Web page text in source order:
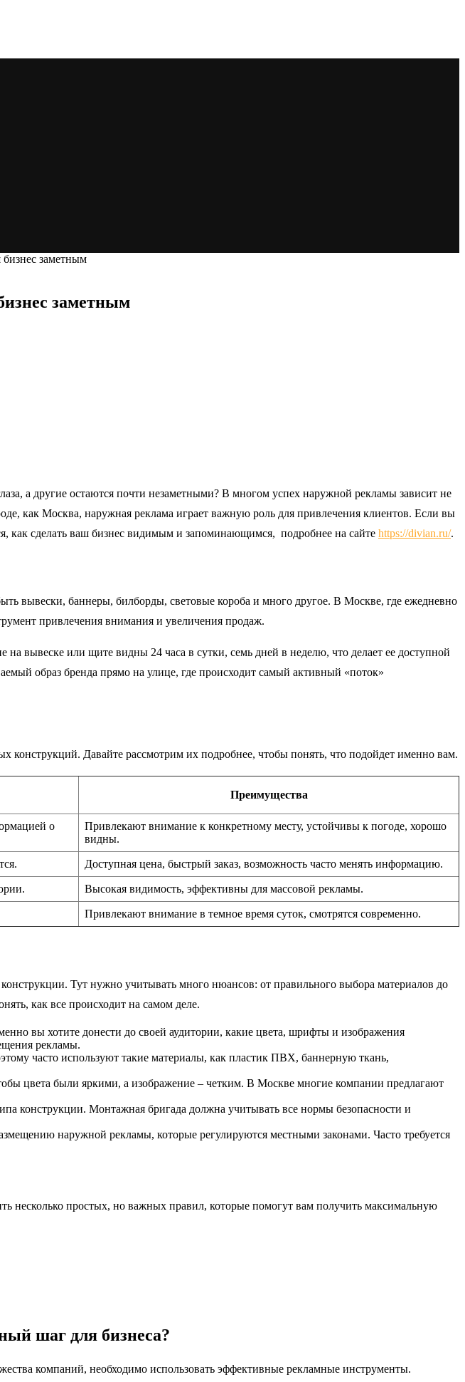
заметным
заметным
а другие остаются почти незаметными? В многом успех наружной рекламы зависит не
как Москва, наружная реклама играет важную роль для привлечения клиентов. Если вы
как сделать ваш бизнес видимым и запоминающимся, подробнее на сайте https://divian.ru/.
вывески, баннеры, билборды, световые короба и много другое. В Москве, где ежедневно
привлечения внимания и увеличения продаж.
вывеске или щите видны 24 часа в сутки, семь дней в неделю, что делает ее доступной
образ бренда прямо на улице, где происходит самый активный «поток»
Давайте рассмотрим их подробнее, чтобы понять, что подойдет именно вам.
Преимущества
о
Привлекают внимание к конкретному месту, устойчивы к погоде, хорошо
видны.
Доступная цена, быстрый заказ, возможность часто менять информацию.
Высокая видимость, эффективны для массовой рекламы.
Привлекают внимание в темное время суток, смотрятся современно.
Тут нужно учитывать много нюансов: от правильного выбора материалов до
как все происходит на самом деле.
вы хотите донести до своей аудитории, какие цвета, шрифты и изображения
рекламы.
часто используют такие материалы, как пластик ПВХ, баннерную ткань,
цвета были яркими, а изображение – четким. В Москве многие компании предлагают
конструкции. Монтажная бригада должна учитывать все нормы безопасности и
наружной рекламы, которые регулируются местными законами. Часто требуется
несколько простых, но важных правил, которые помогут вам получить максимальную
шаг для бизнеса?
компаний, необходимо использовать эффективные рекламные инструменты.